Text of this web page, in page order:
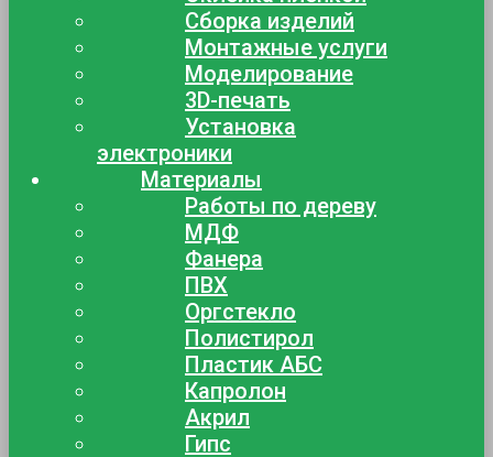
Сборка изделий
Монтажные услуги
Моделирование
3D-печать
Установка
электроники
Материалы
Работы по дереву
МДФ
Фанера
ПВХ
Оргстекло
Полистирол
Пластик АБС
Капролон
Акрил
Гипс